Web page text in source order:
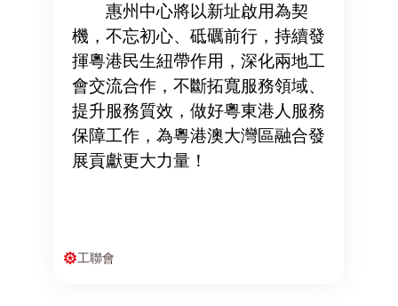
惠州中心將以新址啟用為契
機，不忘初心、砥礪前行，持續發
揮粵港民生紐帶作用，深化兩地工
會交流合作，不斷拓寬服務領域、
提升服務質效，做好粵東港人服務
保障工作，為粵港澳大灣區融合發
展貢獻更大力量！
工聯會